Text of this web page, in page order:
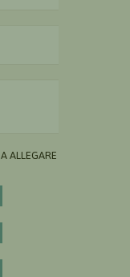
ALLEGARE AL